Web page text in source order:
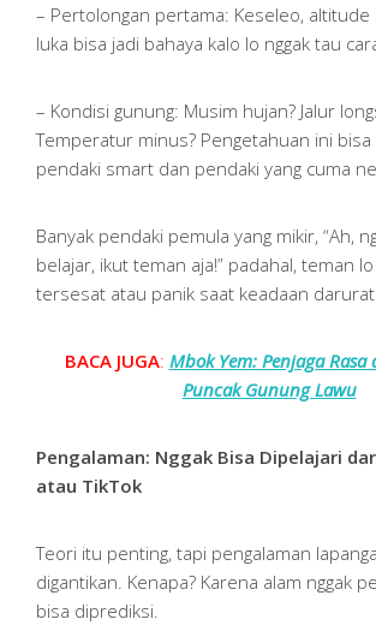
– Pertolongan pertama: Keseleo, altitude
luka bisa jadi bahaya kalo lo nggak tau
– Kondisi gunung: Musim hujan? Jalur
Temperatur minus? Pengetahuan ini
pendaki smart dan pendaki yang cuma
Banyak pendaki pemula yang mikir, “Ah,
belajar, ikut teman aja!” padahal, teman
tersesat atau panik saat keadaan darurat.
BACA JUGA: Mbok Yem: Penjaga
Puncak Gunung Lawu
Pengalaman: Nggak Bisa Dipelajari
atau TikTok
Teori itu penting, tapi pengalaman
digantikan. Kenapa? Karena alam nggak
bisa diprediksi.